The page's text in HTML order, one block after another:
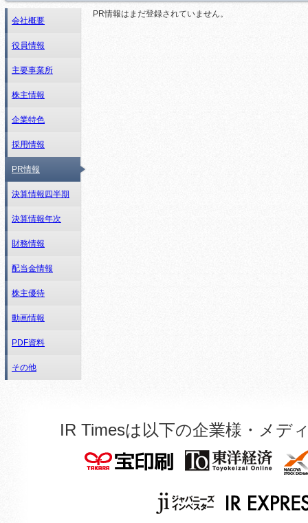
会社概要
役員情報
主要事業所
株主情報
企業特色
採用情報
PR情報
決算情報四半期
決算情報年次
財務情報
配当金情報
株主優待
動画情報
PDF資料
その他
PR情報はまだ登録されていません。
IR Timesは以下の企業様・メデ